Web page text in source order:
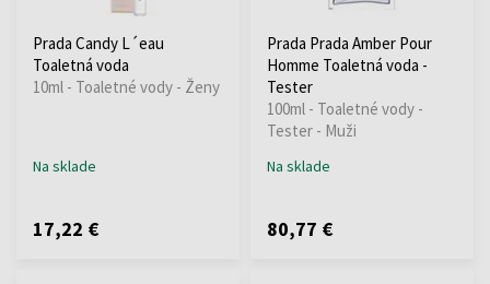
Prada Candy L´eau
Toaletná voda
10ml - Toaletné vody - Ženy
Na sklade
17,22 €
Prada Prada Amber Pour
Homme Toaletná voda -
Tester
100ml - Toaletné vody -
Tester - Muži
Na sklade
80,77 €